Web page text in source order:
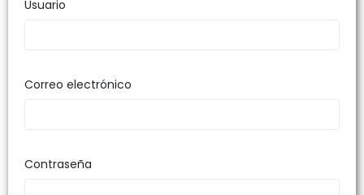
Usuario
Correo electrónico
Contraseña